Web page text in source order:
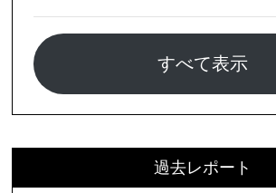
すべて表示
過去レポート